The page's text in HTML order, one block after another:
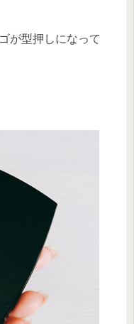
が型押しになって